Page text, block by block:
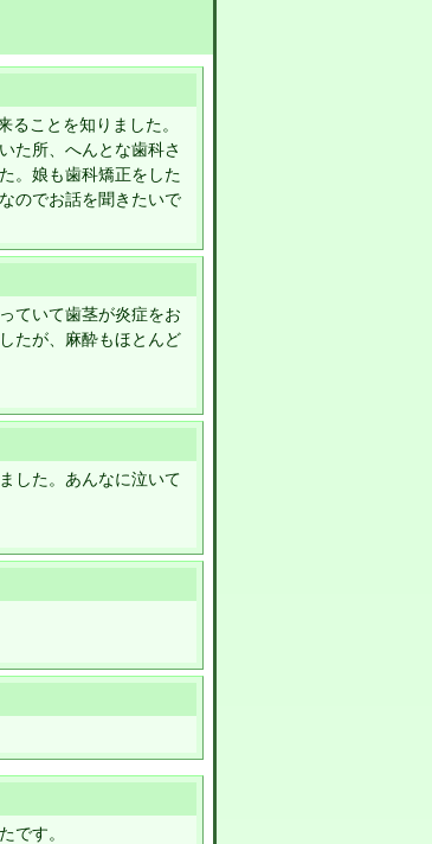
ことを知りました。
た所、へんとな歯科さ
。娘も歯科矯正をした
のでお話を聞きたいで
ていて歯茎が炎症をお
たが、麻酔もほとんど
した。あんなに泣いて
です。